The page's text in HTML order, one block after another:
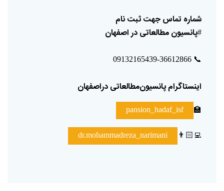
شماره تماسجهتثبتنام
#پانسیونمطالعاتیدراصفهان
📞
اینستاگرامپانسیون‌مطالعاتیدراصفهان
🏫
pansion_hadaf_isf
👨🏻‍💻
dr.mohammadreza_narimani